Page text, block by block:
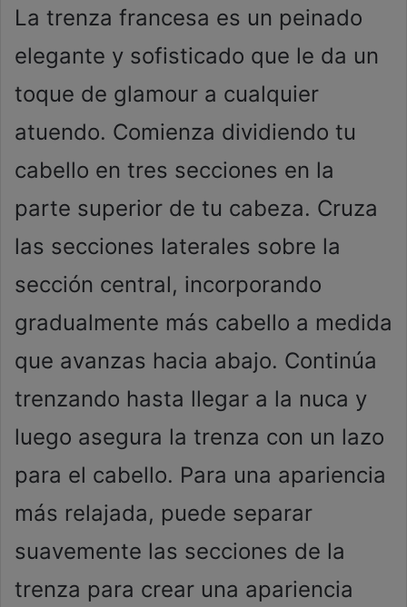
La trenza francesa es un peinado
elegante y sofisticado que le da un
toque de glamour a cualquier
atuendo. Comienza dividiendo tu
cabello en tres secciones en la
parte superior de tu cabeza. Cruza
las secciones laterales sobre la
sección central, incorporando
gradualmente más cabello a medida
que avanzas hacia abajo. Continúa
trenzando hasta llegar a la nuca y
luego asegura la trenza con un lazo
para el cabello. Para una apariencia
más relajada, puede separar
suavemente las secciones de la
trenza para crear una apariencia